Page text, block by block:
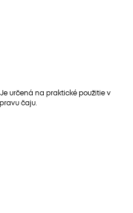
určená na praktické použitie v
čaju.